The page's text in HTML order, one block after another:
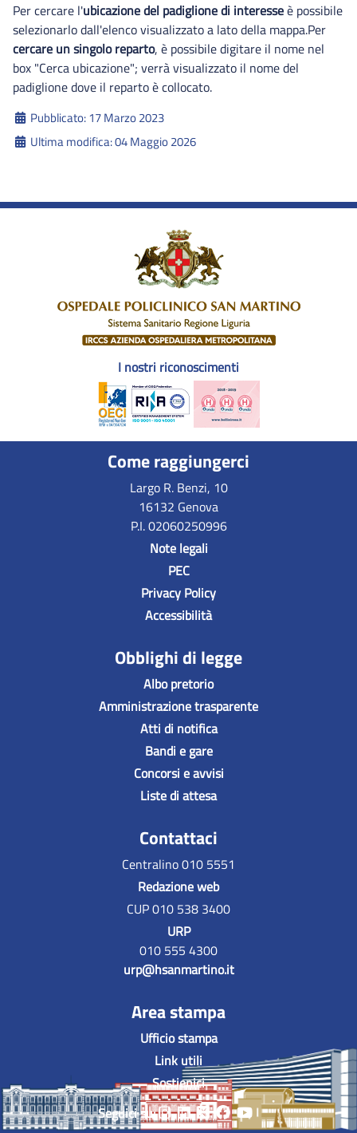
Per cercare l'ubicazione del padiglione di interesseè possibile
selezionarlo dall'elenco visualizzato a lato della mappa.Per
cercare un singolo reparto, è possibile digitare il nome nel
box "Cerca ubicazione"; verrà visualizzato il nome del
padiglione dove il reparto è collocato.
Dettagli
Pubblicato: 17 Marzo 2023
Ultima modifica: 04 Maggio 2026
I nostri riconoscimenti
Come raggiungerci
Largo R. Benzi, 10
16132 Genova
P.I. 02060250996
Note legali
PEC
Privacy Policy
Accessibilità
Obblighi di legge
Albo pretorio
Amministrazione trasparente
Atti di notifica
Bandi e gare
Concorsi e avvisi
Liste di attesa
Contattaci
Centralino 010 5551
Redazione web
CUP 010 538 3400
URP
010 555 4300
urp@hsanmartino.it
Area stampa
Ufficio stampa
Link utili
Sostienici
Seguici su: